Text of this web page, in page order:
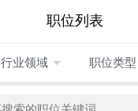
职位列表
行业领域 职位类型